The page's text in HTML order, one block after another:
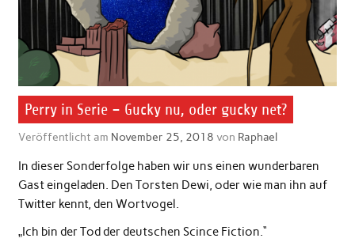
Perry in Serie – Gucky nu, oder gucky net?
Veröffentlicht am November 25, 2018 von Raphael
In dieser Sonderfolge haben wir uns einen wunderbaren
Gast eingeladen. Den Torsten Dewi, oder wie man ihn auf
Twitter kennt, den Wortvogel.
„Ich bin der Tod der deutschen Scince Fiction.“